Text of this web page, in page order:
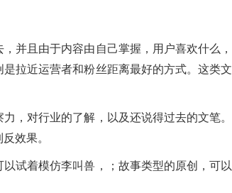
并且由于内容由自己掌握，用户喜欢什么，
拉近运营者和粉丝距离最好的方式。这类文
，对行业的了解，以及还说得过去的文笔。
效果。
试着模仿李叫兽，；故事类型的原创，可以